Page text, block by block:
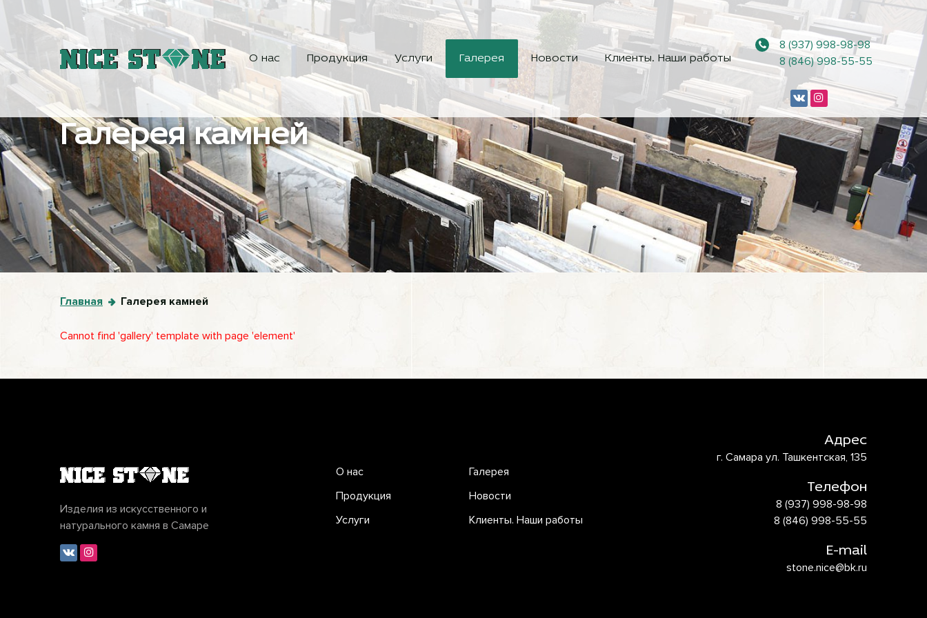
О нас Продукция Услуги Галерея Новости Клиенты. Наши работы
8 (937) 998-98-98
8 (846) 998-55-55
Галерея камней
Главная Галерея камней
Cannot find 'gallery' template with page 'element'
Изделия из искусственного и
натурального камня в Самаре
О нас
Продукция
Услуги
Галерея
Новости
Клиенты. Наши работы
Адрес
г. Самара ул. Ташкентская, 135
Телефон
8 (937) 998-98-98
8 (846) 998-55-55
E-mail
stone.nice@bk.ru